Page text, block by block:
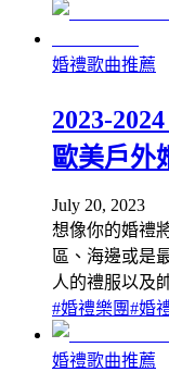
婚禮歌曲推薦
2023-
歐美戶外
July 20, 2023
想像你的婚禮
區、海邊或是
人的禮服以及
#婚禮樂團#婚
婚禮歌曲推薦